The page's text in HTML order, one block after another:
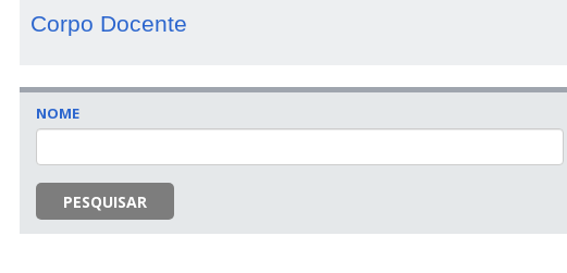
Corpo Docente
NOME
PESQUISAR